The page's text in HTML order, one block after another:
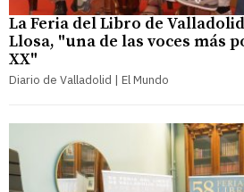
La Feria del Libro de
Llosa, "una de las voces más
XX"
Diario de Valladolid | El Mundo